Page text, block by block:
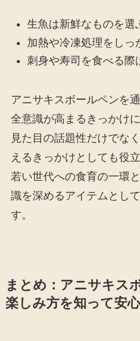
生魚は新鮮なものを選
加熱や冷凍処理をしっ
刺身や寿司を食べる際
アニサキスボールペンを
全意識が高まるきっかけ
見た目の話題性だけでな
えるきっかけとしても役
若い世代への食育の一環
識を深めるアイテムとし
す。
まとめ：アニサキス
楽しみ方を知って安